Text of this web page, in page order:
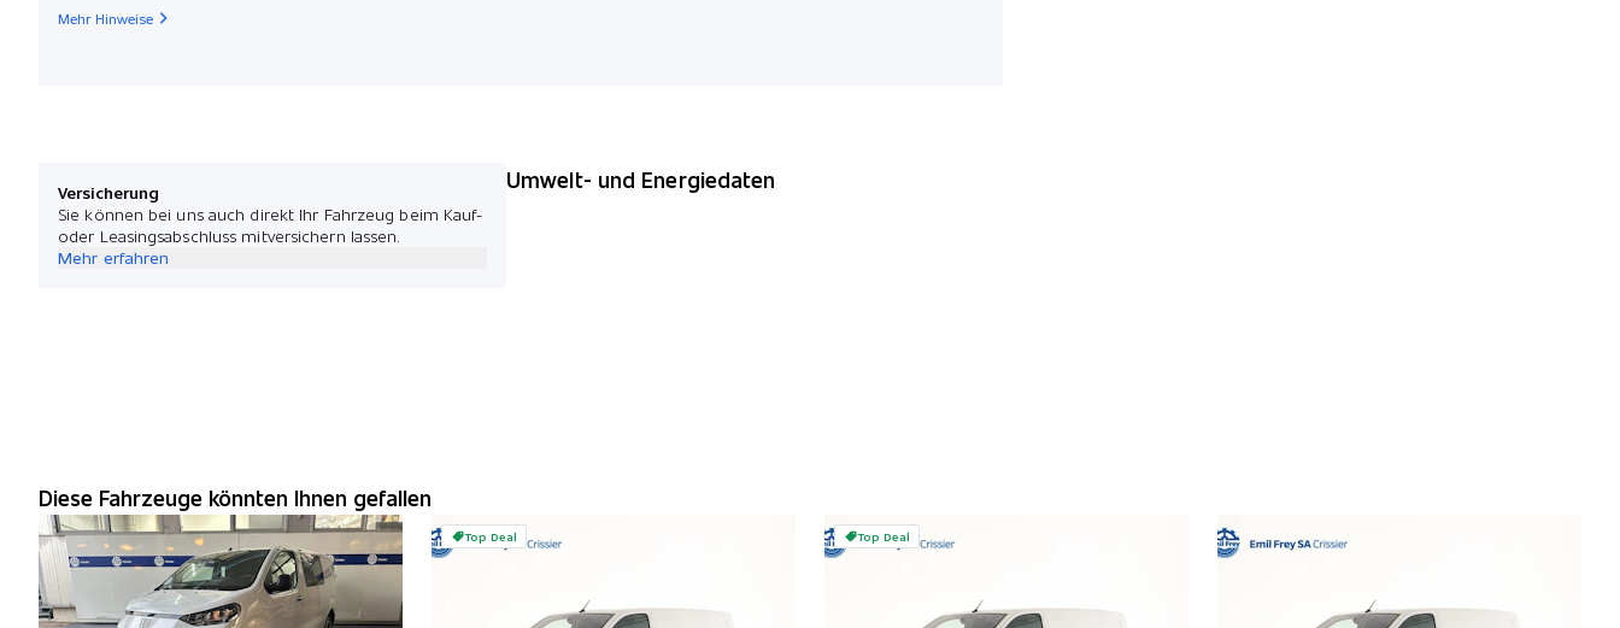
Mehr Hinweise
Versicherung
Sie können bei uns auch direkt Ihr Fahrzeug beim Kauf-
oder Leasingsabschluss mitversichern lassen.
Mehr erfahren
Umwelt- und Energiedaten
Diese Fahrzeuge könnten Ihnen gefallen
Top Deal Top Deal